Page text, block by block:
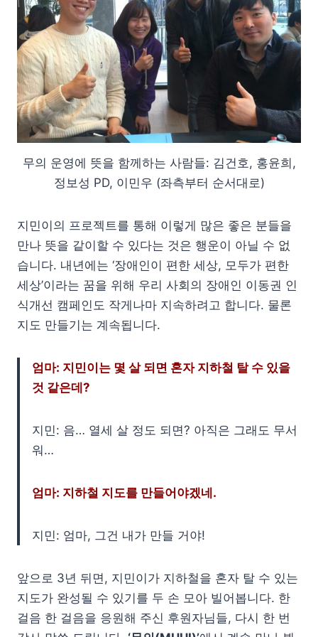
무의 운영에 뜻을 함께하는 사람들: 김건호, 홍윤희,
정보성 PD, 이민우 (좌측부터 순서대로)
지민이의 프로젝트를 통해 이렇게 많은 좋은 분들을
만나 뜻을 같이할 수 있다는 것은 행운이 아닐 수 없
습니다. 내년에는 ‘장애인이 편한 세상, 모두가 편한
세상’이라는 꿈을 위해 우리 사회의 장애인 이동권 인
식개선 캠페인도 작게나마 지속하려고 합니다. 물론
지도 만들기는 계속됩니다.
엄마: 지민이는 몇 살 되면 혼자 지하철 탈 수 있을
것 같은데?
지민: 음… 열세 살 정도 되면? 아직은 그래도 무서
워…
엄마: 지하철 지도를 만들어야겠네.
지민: 엄마, 그건 내가 만들 거야!
앞으로 3년 뒤면, 지민이가 지하철을 혼자 탈 수 있는
지도가 완성될 수 있기를 두 손 모아 빌어봅니다. 한
걸음 한 걸음을 응원해 주신 후원자님들, 다시 한 번